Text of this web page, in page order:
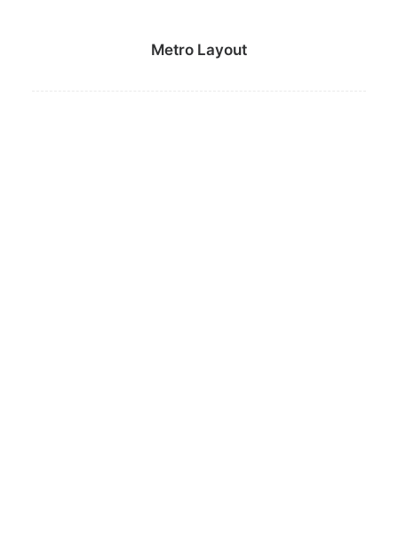
Metro Layout